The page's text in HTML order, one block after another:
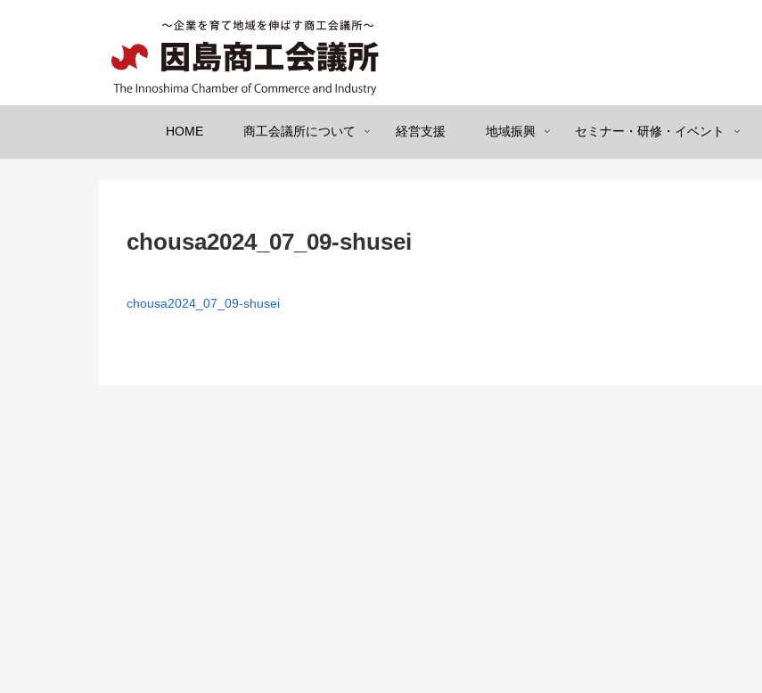
HOME 商工会議所について 経営支援 地域振興 セミナー・研修・イベント
chousa2024_07_09-shusei
chousa2024_07_09-shusei